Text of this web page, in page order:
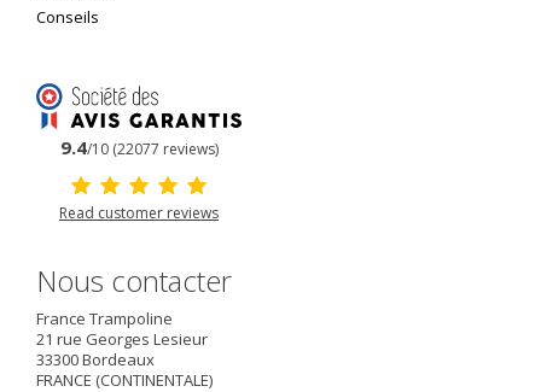
Conseils
9.4/10 (22077 reviews)
Read customer reviews
Nous contacter
France Trampoline
21 rue Georges Lesieur
33300Bordeaux
FRANCE (CONTINENTALE)